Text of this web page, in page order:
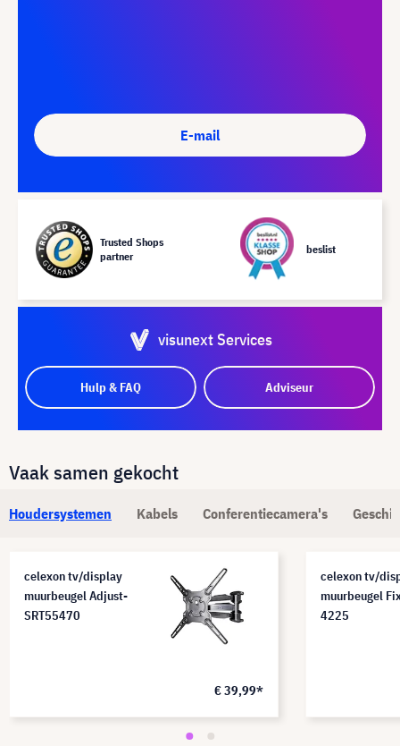
E-mail
Trusted Shops
partner
beslist
visunext Services
Hulp & FAQ Adviseur
Vaak samen gekocht
Houdersystemen Kabels Conferentiecamera's
celexon tv/display
muurbeugel Adjust-
SRT55470
€ 39,99*
celexon tv/
muurbeugel
4225